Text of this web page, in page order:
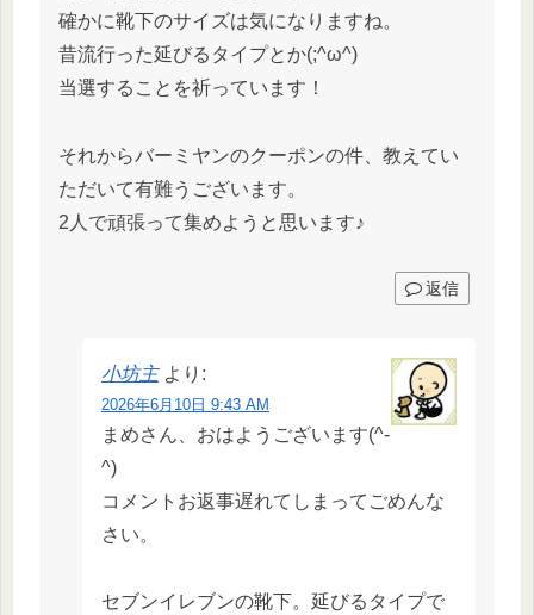
確かに靴下のサイズは気になりますね。
昔流行った延びるタイプとか(;^ω^)
当選することを祈っています！
それからバーミヤンのクーポンの件、教えてい
ただいて有難うございます。
2人で頑張って集めようと思います♪
返信
小坊主 より:
2026年6月10日 9:43 AM
まめさん、おはようございます(^-
^)
コメントお返事遅れてしまってごめんな
さい。
セブンイレブンの靴下。延びるタイプで